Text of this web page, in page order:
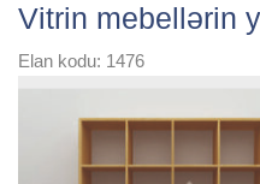
Vitrin mebellərin
Elan kodu: 1476